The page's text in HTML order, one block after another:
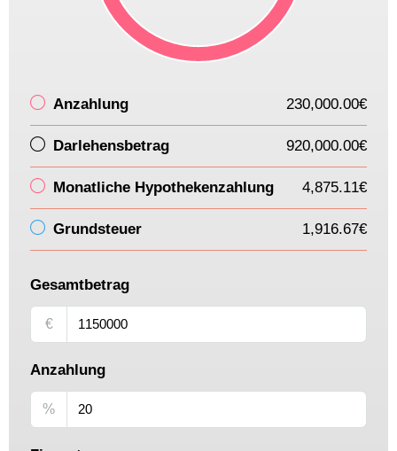
Anzahlung 230,000.00€
Darlehensbetrag 920,000.00€
Monatliche Hypothekenzahlung 4,875.11€
Grundsteuer 1,916.67€
Gesamtbetrag
€
Anzahlung
%